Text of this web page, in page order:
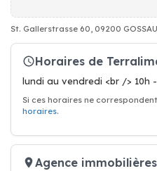
St. Gallerstrasse 60, 09200 GOSSAU
Horaires de
lundi au vendredi <br /> 10h
Si ces horaires ne
horaires.
Agence